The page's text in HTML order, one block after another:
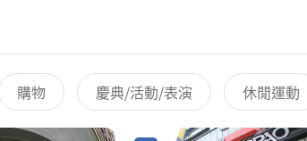
購物 慶典/活動/表演 休閒運動